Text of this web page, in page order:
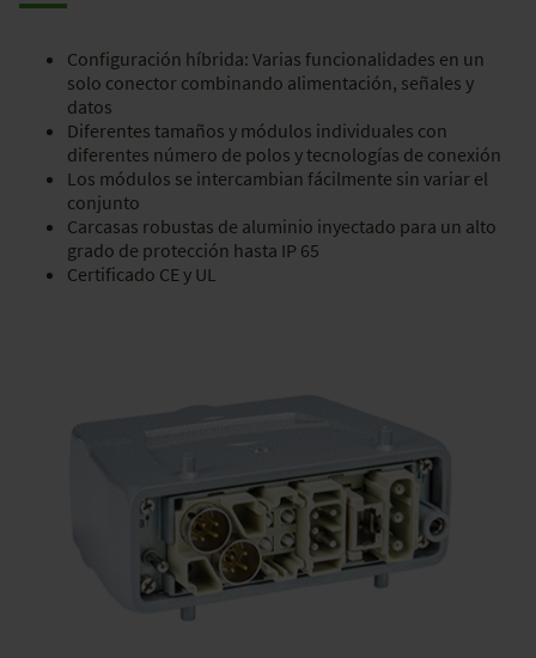
Configuración híbrida: Varias funcionalidades en un
solo conector combinando alimentación, señales y
datos
Diferentes tamaños y módulos individuales con
diferentes número de polos y tecnologías de conexión
Los módulos se intercambian fácilmente sin variar el
conjunto
Carcasas robustas de aluminio inyectado para un alto
grado de protección hasta IP 65
Certificado CE y UL